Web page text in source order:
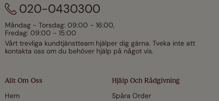
Allt Om Oss
Hem
Hjälp Och Rådgivning
Spåra Order
020-0430300
Måndag - Torsdag: 09:00 - 16:00,
Fredag: 09:00 - 15:00
Vårt trevliga kundtjänstteam hjälper dig gärna. Tveka inte att
kontakta oss om du behöver hjälp på något vis.